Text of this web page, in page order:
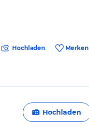
Hochladen Merken
Hochladen